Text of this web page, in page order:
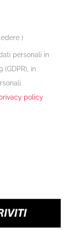
)
personali in
in
policy